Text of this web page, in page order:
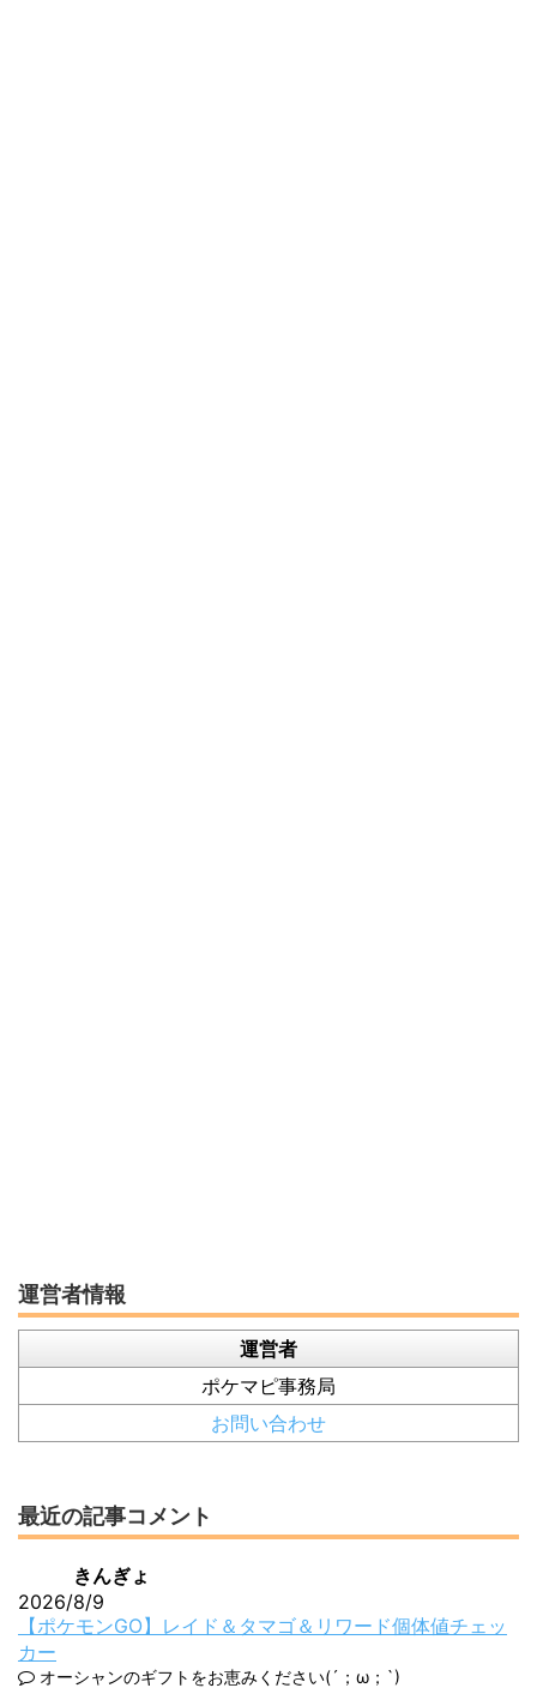
運営者情報
運営者
ポケマピ事務局
お問い合わせ
最近の記事コメント
きんぎょ
2026/8/9
【ポケモンGO】レイド＆タマゴ＆リワード個体値チェッ
カー
オーシャンのギフトをお恵みください(´；ω；`)